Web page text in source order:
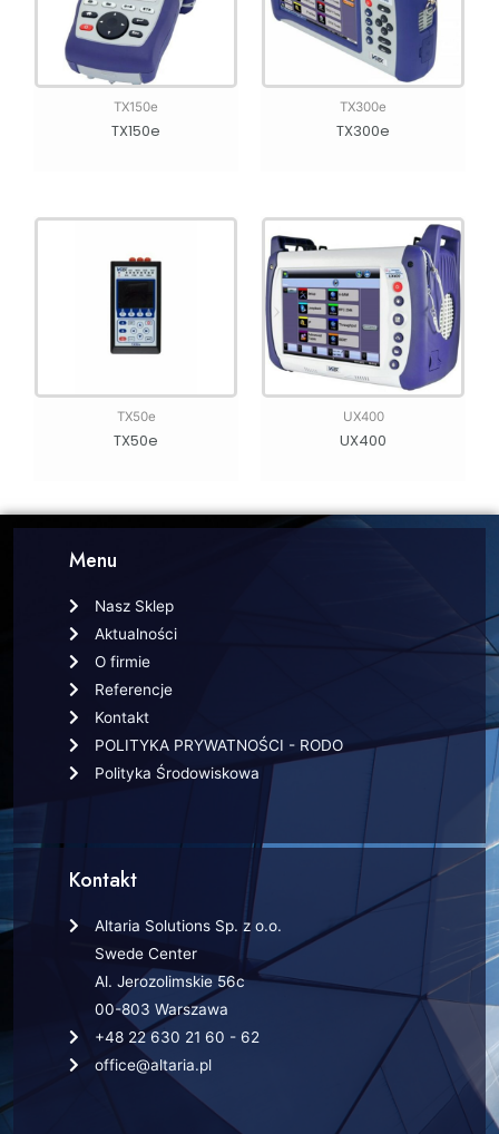
TX150e
TX150e
TX300e
TX300e
TX50e
TX50e
UX400
UX400
Menu
Nasz Sklep
Aktualności
O firmie
Referencje
Kontakt
POLITYKA PRYWATNOŚCI - RODO
Polityka Środowiskowa
Kontakt
Altaria Solutions Sp. z o.o.
Swede Center
Al. Jerozolimskie 56c
00-803 Warszawa
+48 22 630 21 60 - 62
office@altaria.pl